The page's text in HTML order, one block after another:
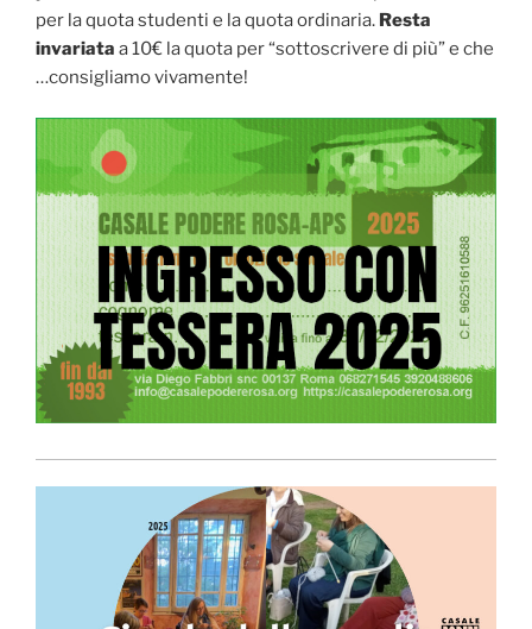
per la quota studenti e la quota ordinaria. Resta
invariata a 10€ la quota per “sottoscrivere di più” e che
…consigliamo vivamente!